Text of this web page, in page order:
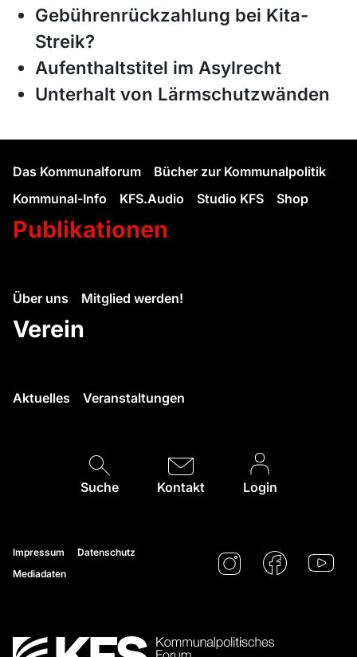
Gebührenrückzahlung bei Kita-
Streik?
Aufenthaltstitel im Asylrecht
Unterhalt von Lärmschutzwänden
Das Kommunalforum
Bücher zur Kommunalpolitik
Kommunal-Info
KFS.Audio Studio KFS Shop
Publikationen
Über uns Mitglied werden!
Verein
Aktuelles Veranstaltungen
Suche Kontakt Login
Impressum
Datenschutz
Mediadaten